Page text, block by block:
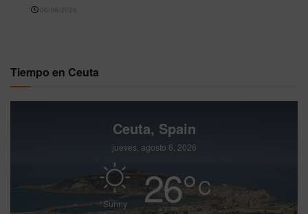
06/08/2026
Tiempo en Ceuta
Ceuta, Spain
jueves, agosto 6, 2026
Sunny 26°C